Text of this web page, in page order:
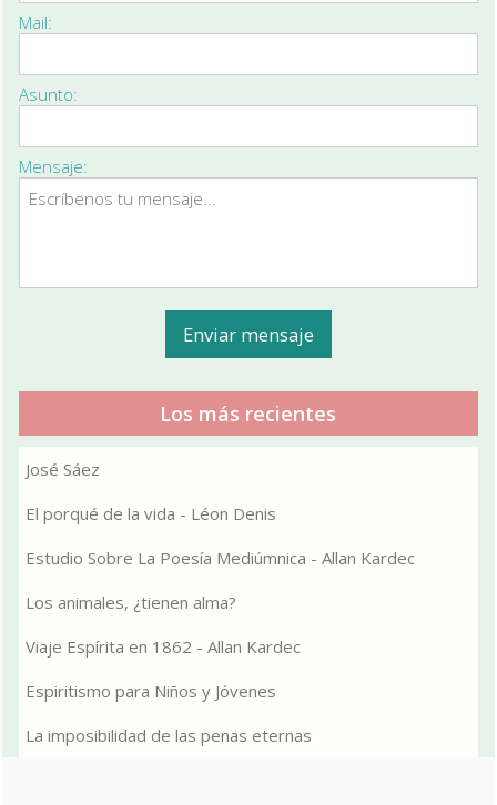
Mail:
Asunto:
Mensaje:
Los más recientes
José Sáez
El porqué de la vida - Léon Denis
Estudio Sobre La Poesía Mediúmnica - Allan Kardec
Los animales, ¿tienen alma?
Viaje Espírita en 1862 - Allan Kardec
Espiritismo para Niños y Jóvenes
La imposibilidad de las penas eternas